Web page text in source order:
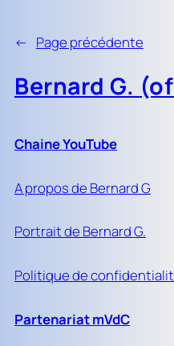
← Page précédente
Bernard G.
Chaine YouTube
A propos de Bernard G
Portrait de Bernard G.
Politique de
Partenariat mVdC